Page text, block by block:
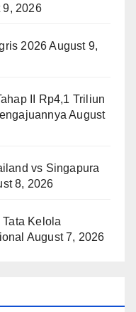
9, 2026
2026 August 9,
II Rp4,1 Triliun
August
vs Singapura
8, 2026
Kelola
August 7, 2026